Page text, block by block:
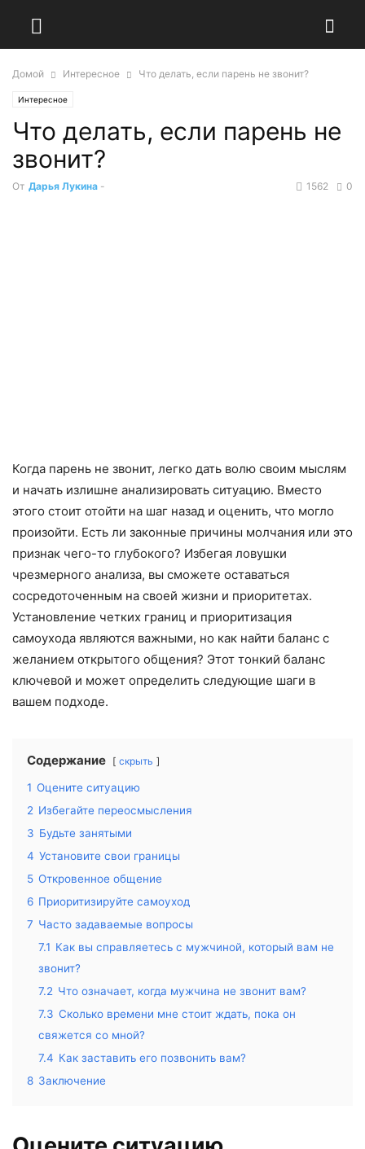
Домой Интересное Что делать, если парень не звонит?
Интересное
Что делать, если парень не
звонит?
От Дарья Лукина - 0
1562
Когда парень не звонит, легко дать волю своим мыслям
и начать излишне анализировать ситуацию. Вместо
этого стоит отойти на шаг назад и оценить, что могло
произойти. Есть ли законные причины молчания или это
признак чего-то глубокого? Избегая ловушки
чрезмерного анализа, вы сможете оставаться
сосредоточенным на своей жизни и приоритетах.
Установление четких границ и приоритизация
самоухода являются важными, но как найти баланс с
желанием открытого общения? Этот тонкий баланс
ключевой и может определить следующие шаги в
вашем подходе.
Содержание скрыть
1 Оцените ситуацию
2 Избегайте переосмысления
3 Будьте занятыми
4 Установите свои границы
5 Откровенное общение
6 Приоритизируйте самоуход
7 Часто задаваемые вопросы
7.1 Как вы справляетесь с мужчиной, который вам не
звонит?
7.2 Что означает, когда мужчина не звонит вам?
7.3 Сколько времени мне стоит ждать, пока он
свяжется со мной?
7.4 Как заставить его позвонить вам?
8 Заключение